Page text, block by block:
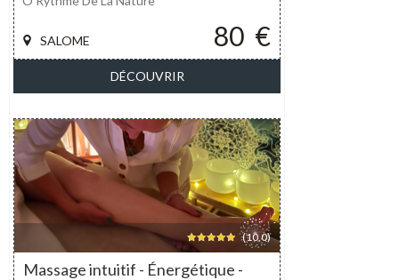
80 €
SALOME
DÉCOUVRIR
(10,0)
Massage intuitif - Énergétique -